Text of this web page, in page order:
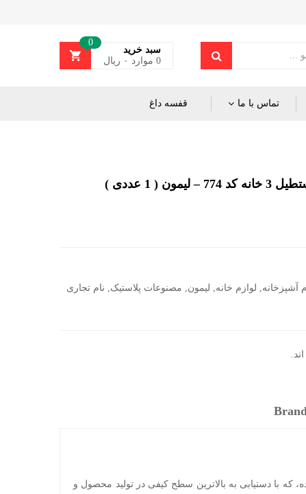
0
سبد خرید
0 موارد ۰ ریال
تماس با ما قفسه داغ
( 1 عددی )
آشپزخانه, لوازم خانه, لیمون, مصنوعات پلاستیک, نام تجاری
بوده، که با دستیابی به بالاترین سطح کیفی در تولید محصول و